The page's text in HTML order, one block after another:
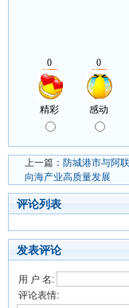
上一篇： 防城港市与阿
向海产业高质量发展
评论列表
发表评论
用 户 名:
评论表情: